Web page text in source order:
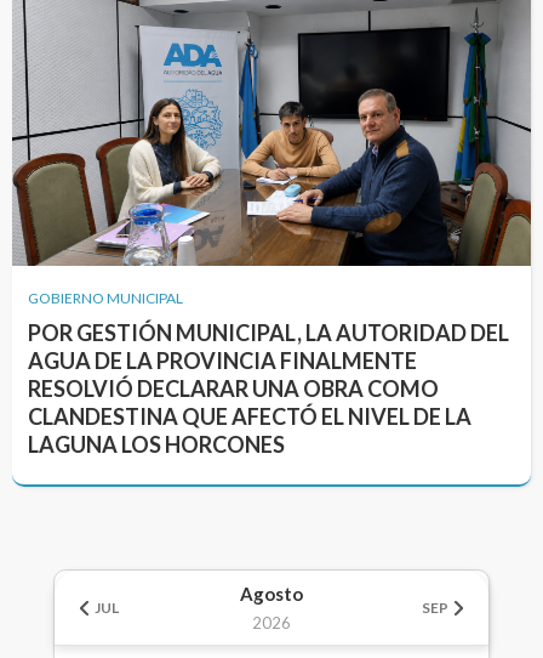
GOBIERNO MUNICIPAL
POR GESTIÓN MUNICIPAL, LA AUTORIDAD DEL
AGUA DE LA PROVINCIA FINALMENTE
RESOLVIÓ DECLARAR UNA OBRA COMO
CLANDESTINA QUE AFECTÓ EL NIVEL DE LA
LAGUNA LOS HORCONES
JUL
Agosto
2026
SEP